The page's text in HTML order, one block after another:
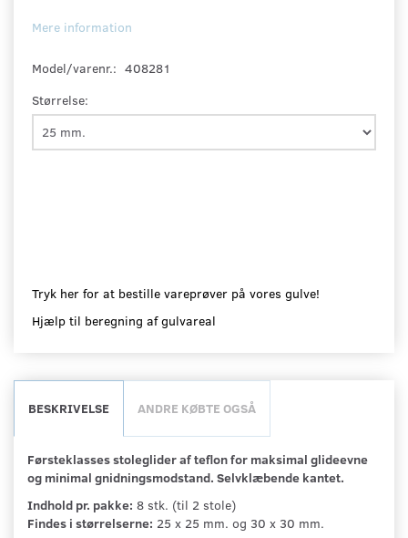
Mere information
Model/varenr.: 408281
Størrelse:
Tryk her for at bestille vareprøver på vores gulve!
Hjælp til beregning af gulvareal
BESKRIVELSE ANDRE KØBTE OGSÅ
Førsteklasses stoleglider af teflon for maksimal glideevne
og minimal gnidningsmodstand. Selvklæbende kantet.
Indhold pr. pakke: 8 stk. (til 2 stole)
Findes i størrelserne: 25 x 25 mm. og 30 x 30 mm.